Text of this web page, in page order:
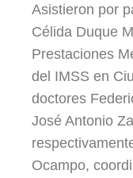
Asistieron por
Célida Duque
Prestaciones
del IMSS en
doctores
José Antonio
Ocampo,